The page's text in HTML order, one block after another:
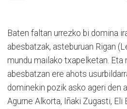
Baten faltan urrezko bi domina
abesbatzak, asteburuan Rigan
mundu mailako txapelketan. Eta
abesbatzan ere ahots
dominekin pozik asko ageri den
Agurne Alkorta, Iñaki Zugasti, Eli